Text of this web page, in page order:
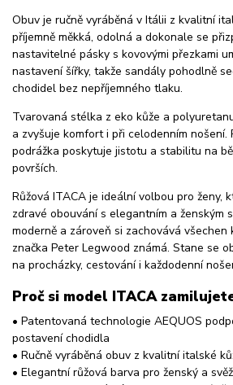
Obuv je ručně vyráběná v Itálii z kvalitní
příjemně měkká, odolná a dokonale se
nastavitelné pásky s kovovými přezkami
nastavení šířky, takže sandály pohodlně
chodidel bez nepříjemného tlaku.
Tvarovaná stélka z eko kůže a
a zvyšuje komfort i při celodenním nošení.
podrážka poskytuje jistotu a stabilitu na
površích.
Růžová ITACA je ideální volbou pro ženy,
zdravé obouvání s elegantním a ženským
moderně a zároveň si zachovává všechen
značka Peter Legwood známá. Stane se
na procházky, cestování i každodenní
Proč si model ITACA
• Patentovaná technologie AEQUOS
postavení chodidla
• Ručně vyráběná obuv z kvalitní italské
• Elegantní růžová barva pro ženský a